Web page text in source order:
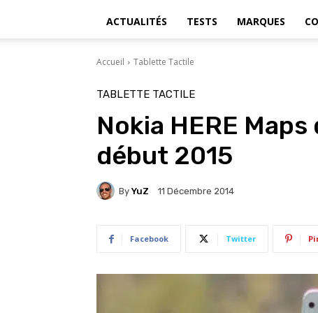
ACTUALITÉS TESTS MARQUES
Accueil Tablette Tactile
TABLETTE TACTILE
Nokia HERE
début 2015
By YuZ 11 Décembre 2014
Facebook Twitter